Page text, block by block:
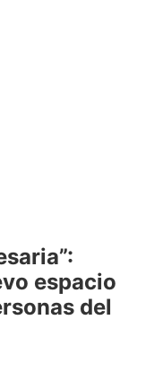
espacio
del